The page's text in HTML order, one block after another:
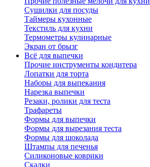
Сушилки для посуды
Таймеры кухонные
Текстиль для кухни
Термометры кулинарные
Экран от брызг
Всё для выпечки
Прочие инструменты кондитера
Лопатки для торта
Наборы для выпекания
Нарезка выпечки
Резаки, ролики для теста
Трафареты
Формы для выпечки
Формы для вырезания теста
Формы для шоколада
Штампы для печенья
Силиконовые коврики
Скалки